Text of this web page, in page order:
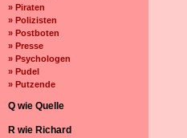
» Piraten
» Polizisten
» Postboten
» Presse
» Psychologen
» Pudel
» Putzende
Q wie Quelle
R wie Richard